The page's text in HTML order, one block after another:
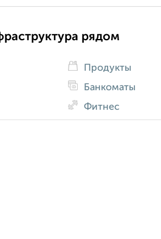
рядом
Продукты
Банкоматы
Фитнес